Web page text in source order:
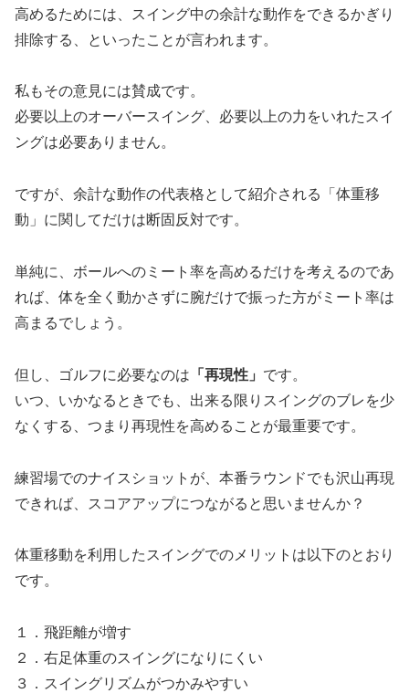
高めるためには、スイング中の余計な動作をできるかぎり
排除する、といったことが言われます。
私もその意見には賛成です。
必要以上のオーバースイング、必要以上の力をいれたスイ
ングは必要ありません。
ですが、余計な動作の代表格として紹介される「体重移
動」に関してだけは断固反対です。
単純に、ボールへのミート率を高めるだけを考えるのであ
れば、体を全く動かさずに腕だけで振った方がミート率は
高まるでしょう。
但し、ゴルフに必要なのは 「再現性」 です。
いつ、いかなるときでも、出来る限りスイングのブレを少
なくする、 つまり再現性を高めることが最重要です。
練習場でのナイスショットが、本番ラウンドでも沢山再現
できれば、スコアアップにつながると思いませんか？
体重移動を利用したスイングでのメリットは以下のとおり
です。
１．飛距離が増す
２．右足体重のスイングになりにくい
３．スイングリズムがつかみやすい